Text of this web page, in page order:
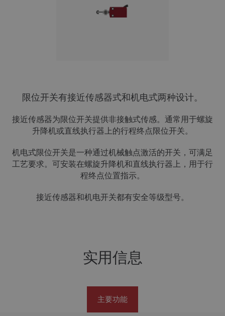
限位开关有接近传感器式和机电式两种设计。
接近传感器为限位开关提供非接触式传感。通常用于螺旋
升降机或直线执行器上的行程终点限位开关。
机电式限位开关是一种通过机械触点激活的开关，可满足
工艺要求。可安装在螺旋升降机和直线执行器上，用于行
程终点位置指示。
接近传感器和机电开关都有安全等级型号。
实用信息
主要功能